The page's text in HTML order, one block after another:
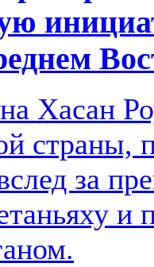
Хасан
за
и